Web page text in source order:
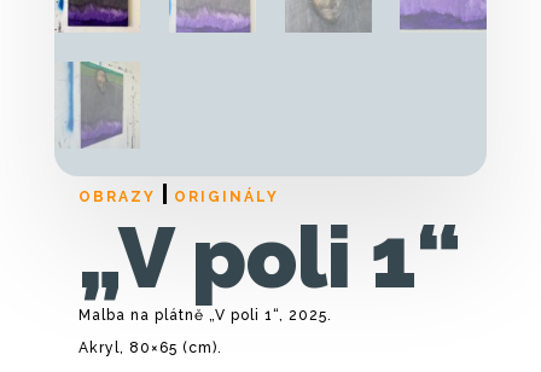
OBRAZY ORIGINÁLY
„V poli 1“
Malba na plátně „V poli 1“, 2025.
Akryl, 80×65 (cm).